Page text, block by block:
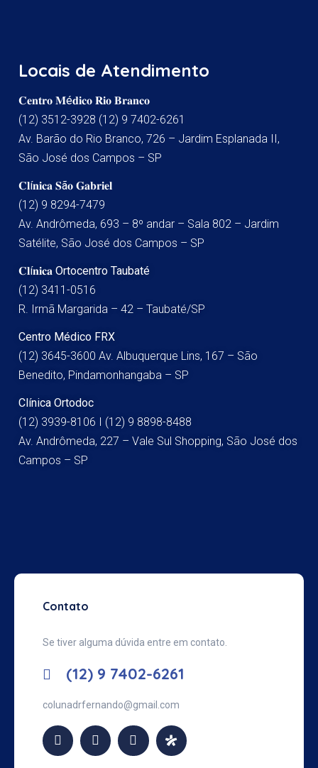
Locais de Atendimento
𝐂𝐞𝐧𝐭𝐫𝐨 𝐌é𝐝𝐢𝐜𝐨 𝐑𝐢𝐨 𝐁𝐫𝐚𝐧𝐜𝐨
(12) 3512-3928 (12) 9 7402-6261
Av. Barão do Rio Branco, 726 – Jardim Esplanada II,
São José dos Campos – SP
𝐂𝐥í𝐧𝐢𝐜𝐚 𝐒ã𝐨 𝐆𝐚𝐛𝐫𝐢𝐞𝐥
(12) 9 8294-7479
Av. Andrômeda, 693 – 8º andar – Sala 802 – Jardim
Satélite, São José dos Campos – SP
𝐂𝐥í𝐧𝐢𝐜𝐚 Ortocentro Taubaté
(12) 3411-0516
R. Irmã Margarida – 42 – Taubaté/SP
Centro Médico FRX
(12) 3645-3600 Av. Albuquerque Lins, 167 – São
Benedito, Pindamonhangaba – SP
Clínica Ortodoc
(12) 3939-8106 I (12) 9 8898-8488
Av. Andrômeda, 227 – Vale Sul Shopping, São José dos
Campos – SP
Contato
Se tiver alguma dúvida entre em contato.
(12) 9 7402-6261
colunadrfernando@gmail.com